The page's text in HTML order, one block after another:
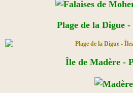
Plage de la Digue
Île de Madère -